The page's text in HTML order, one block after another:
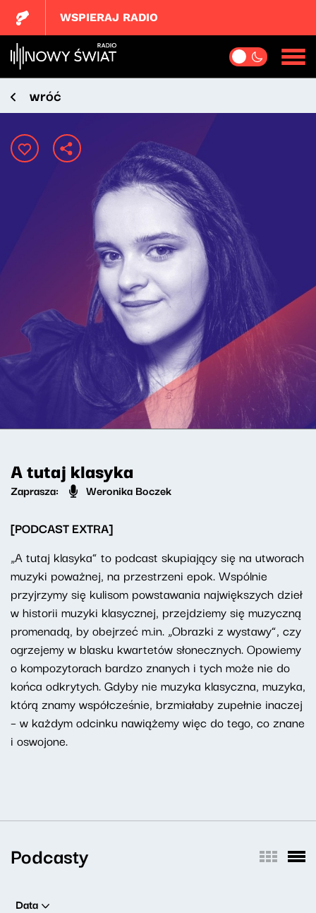
WSPIERAJ RADIO
wróć
A tutaj klasyka
Zaprasza: Weronika Boczek
[PODCAST EXTRA]
„A tutaj klasyka” to podcast skupiający się na utworach
muzyki poważnej, na przestrzeni epok. Wspólnie
przyjrzymy się kulisom powstawania największych dzieł
w historii muzyki klasycznej, przejdziemy się muzyczną
promenadą, by obejrzeć m.in. „Obrazki z wystawy”, czy
ogrzejemy w blasku kwartetów słonecznych. Opowiemy
o kompozytorach bardzo znanych i tych może nie do
końca odkrytych. Gdyby nie muzyka klasyczna, muzyka,
którą znamy współcześnie, brzmiałaby zupełnie inaczej
– w każdym odcinku nawiążemy więc do tego, co znane
i oswojone.
Podcasty
Data